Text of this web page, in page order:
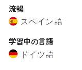
流暢
スペイン語
学習中の言語
ドイツ語